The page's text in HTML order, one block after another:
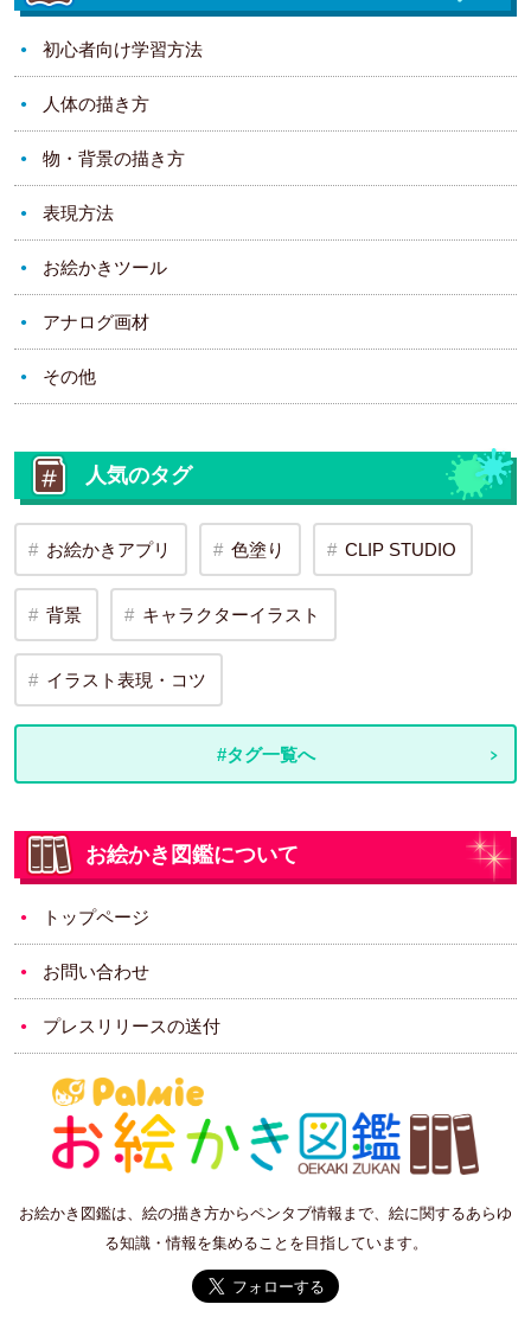
初心者向け学習方法
人体の描き方
物・背景の描き方
表現方法
お絵かきツール
アナログ画材
その他
人気のタグ
お絵かきアプリ 色塗り CLIP STUDIO
背景 キャラクターイラスト
イラスト表現・コツ
#タグ一覧へ
お絵かき図鑑について
トップページ
お問い合わせ
プレスリリースの送付
お絵かき図鑑は、絵の描き方からペンタブ情報まで、絵に関するあらゆ
る知識・情報を集めることを目指しています。